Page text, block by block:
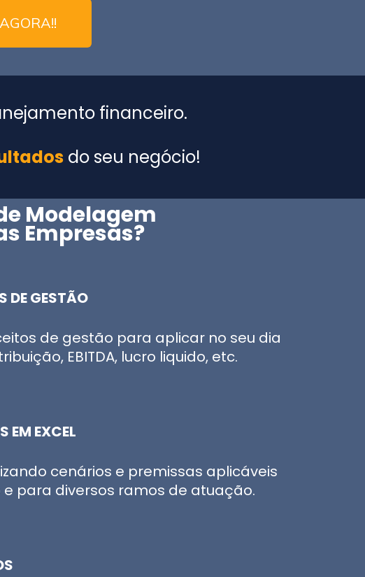
financeiro.
do seu negócio!
Modelagem
Empresas?
DE GESTÃO
de gestão para aplicar no seu dia
EBITDA, lucro liquido, etc.
EM EXCEL
cenários e premissas aplicáveis
para diversos ramos de atuação.